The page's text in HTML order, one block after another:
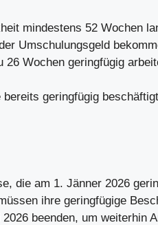
mindestens 52 Wochen
Umschulungsgeld
26 Wochen geringfügig
bereits geringfügig
die am 1. Jänner 2026
ihre geringfügige
beenden, um weiterhin